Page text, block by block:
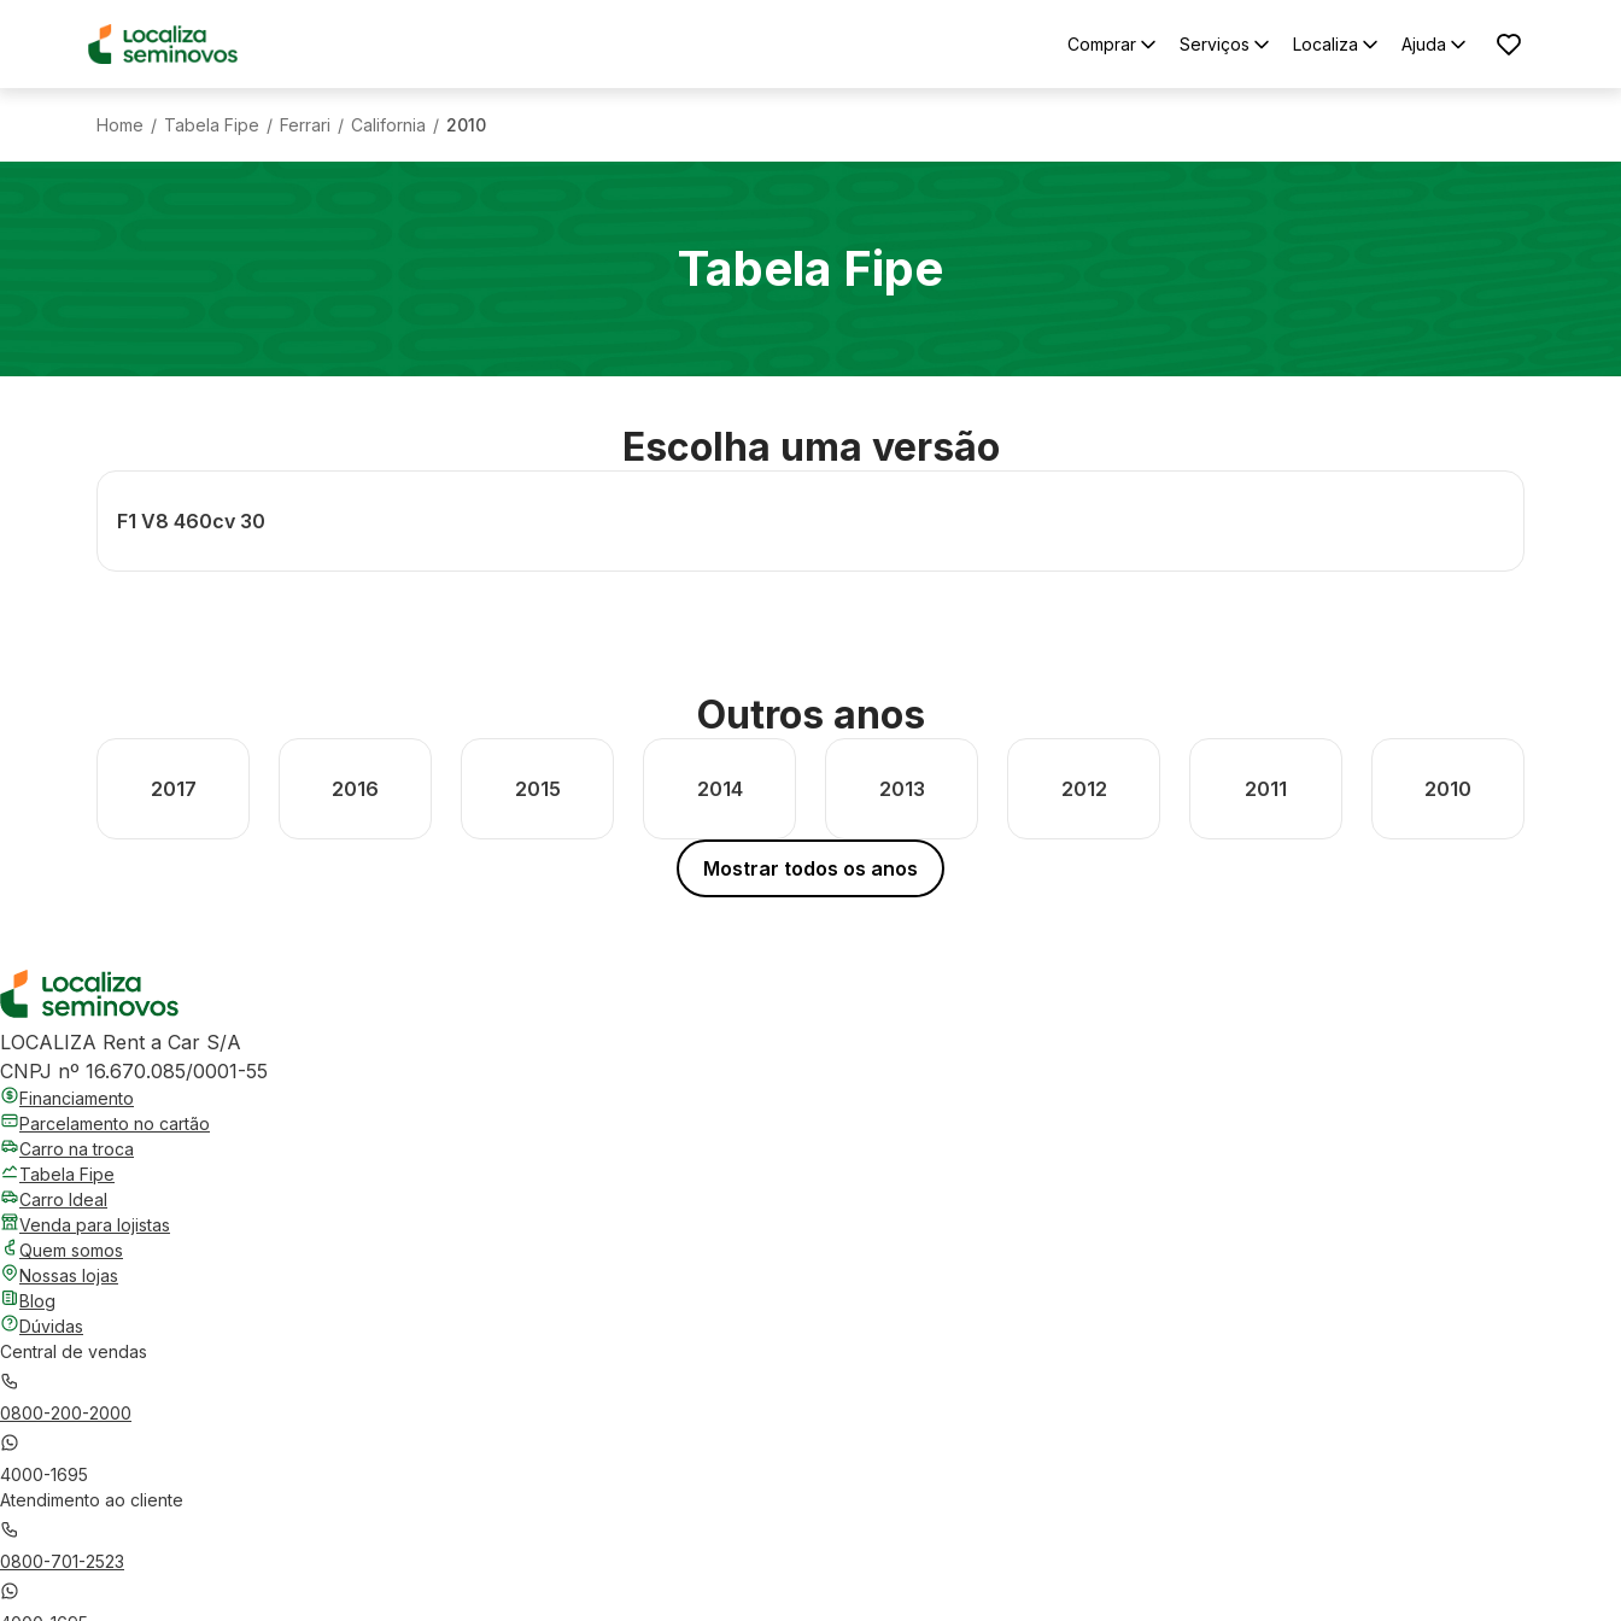
Comprar Serviços Localiza Ajuda
Home / Tabela Fipe / Ferrari / California / 2010
Tabela Fipe
Escolha uma versão
F1 V8 460cv 30
Outros anos
2017 2016 2015 2014 2013 2012 2011 2010
Mostrar todos os anos
LOCALIZA Rent a Car S/A
CNPJ nº 16.670.085/0001-55
Financiamento
Parcelamento no cartão
Carro na troca
Tabela Fipe
Carro Ideal
Venda para lojistas
Quem somos
Nossas lojas
Blog
Dúvidas
Central de vendas
0800-200-2000
4000-1695
Atendimento ao cliente
0800-701-2523